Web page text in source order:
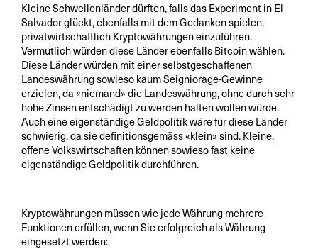
Kleine Schwellenländer dürften, falls das Experiment in El
Salvador glückt, ebenfalls mit dem Gedanken spielen,
privatwirtschaftlich Kryptowährungen einzuführen.
Vermutlich würden diese Länder ebenfalls Bitcoin wählen.
Diese Länder würden mit einer selbstgeschaffenen
Landeswährung sowieso kaum Seigniorage-Gewinne
erzielen, da «niemand» die Landeswährung, ohne durch sehr
hohe Zinsen entschädigt zu werden halten wollen würde.
Auch eine eigenständige Geldpolitik wäre für diese Länder
schwierig, da sie definitionsgemäss «klein» sind. Kleine,
offene Volkswirtschaften können sowieso fast keine
eigenständige Geldpolitik durchführen.
Kryptowährungen müssen wie jede Währung mehrere
Funktionen erfüllen, wenn Sie erfolgreich als Währung
eingesetzt werden: